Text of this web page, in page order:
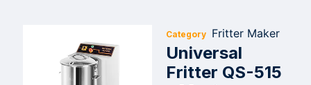
Category Fritter Maker
Universal
Fritter QS-515